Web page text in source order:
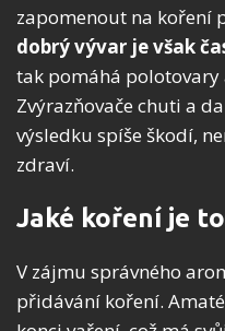
zapomenout na koření
dobrý vývar je však
tak pomáhá
Zvýrazňovače chuti a
výsledku spíše škodí,
zdraví.
Jaké koření je
V zájmu správného
přidávání koření.